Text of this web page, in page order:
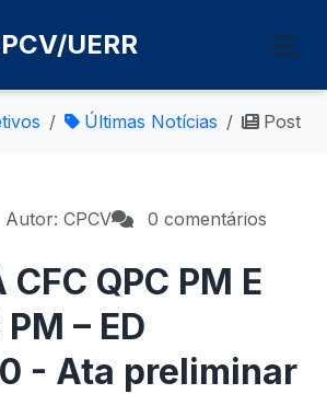
UERR
Últimas Notícias Post
Autor: CPCV 0 comentários
CFC QPC PM E
– ED
- Ata preliminar